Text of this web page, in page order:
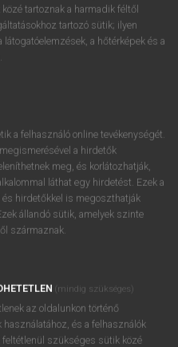
BŐVÍTMÉNY
tartoznak a harmadik féltől
tartozó sütik; ilyen
a hőtérképek és a
a felhasználó online tevékenységét.
a hirdetők
meg, és korlátozhatják,
láthat egy hirdetést. Ezek a
hirdetőkkel is megoszthatják
állandó sütik, amelyek szinte
származnak.
(mindig szükséges)
az oldalunkon történő
és a felhasználók
feltétlenül szükséges sütik közé